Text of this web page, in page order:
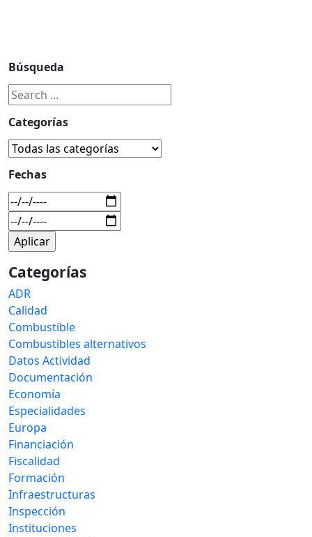
Búsqueda
Categorías
Fechas
Categorías
ADR
Calidad
Combustible
Combustibles alternativos
Datos Actividad
Documentación
Economía
Especialidades
Europa
Financiación
Fiscalidad
Formación
Infraestructuras
Inspección
Instituciones